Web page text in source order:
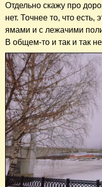
Отдельно скажу про
нет. Точнее то, что есть,
ямами и с лежачими
В общем-то и так и так